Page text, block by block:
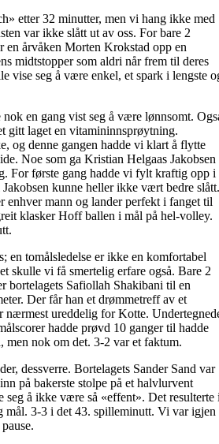
etter 32 minutter, men vi hang ikke med
var ikke slått ut av oss. For bare 2
en årvåken Morten Krokstad opp en
midtstopper som aldri når frem til deres
vise seg å være enkel, et spark i lengste
nok en gang vist seg å være lønnsomt.
gitt laget en vitamininnsprøytning.
og denne gangen hadde vi klart å flytte
Noe som ga Kristian Helgaas Jakobsen
For første gang hadde vi fylt kraftig opp i
kunne heller ikke vært bedre slått.
enhver mann og lander perfekt i fanget til
klasker Hoff ballen i mål på hel-volley.
en tomålsledelse er ikke en komfortabel
skulle vi få smertelig erfare også. Bare 2
bortelagets Safiollah Shakibani til en
Der får han et drømmetreff av et
nærmest ureddelig for Kotte.
hadde prøvd 10 ganger til hadde
men nok om det. 3-2 var et faktum.
dessverre. Bortelagets Sander Sand var
på bakerste stolpe på et halvlurvent
seg å ikke være så «effent». Det resulterte
mål. 3-3 i det 43. spilleminutt. Vi var igjen